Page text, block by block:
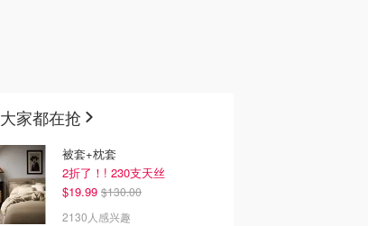
大家都在抢
被套+枕套
2折了！! 230支天丝
$19.99 $130.00
2130人感兴趣